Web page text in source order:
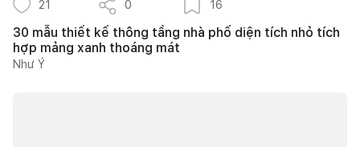
21 0 16
30 mẫu thiết kế thông tầng nhà phố diện tích nhỏ tích
hợp mảng xanh thoáng mát
Như Ý